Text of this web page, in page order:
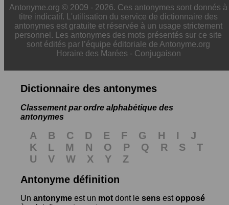
Antonyme.org © 2009 - 2026. Ces antonymes sont donnés à
titre indicatif. L'utilisation du service de dictionnaire des
antonymes est gratuite et réservée à un usage strictement
personnel. Les antonymes des mots présentés sur ce site
sont édités par l’équipe éditoriale de Antonyme.org
Horaire des Marées - Conjugaison
Dictionnaire des antonymes
Classement par ordre alphabétique des
antonymes
A B C D E F G H I
J
K
L M N O P Q R S
T
U
V W X Y
Z
Antonyme définition
Un antonyme est un mot dont le sens estopposé